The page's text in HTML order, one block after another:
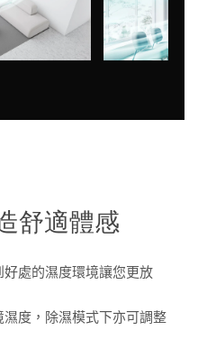
舒適體感
處的濕度環境讓您更放
度，除濕模式下亦可調整